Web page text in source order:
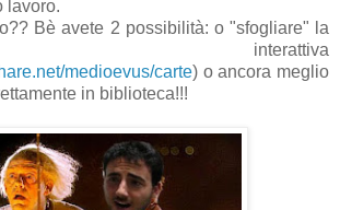
lavoro.
Bè avete 2 possibilità: o "sfogliare" la
interattiva
medioevus/carte) o ancora meglio
in biblioteca!!!